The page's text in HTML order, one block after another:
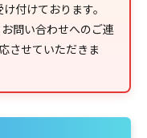
付けております。
問い合わせへのご連
させていただきま